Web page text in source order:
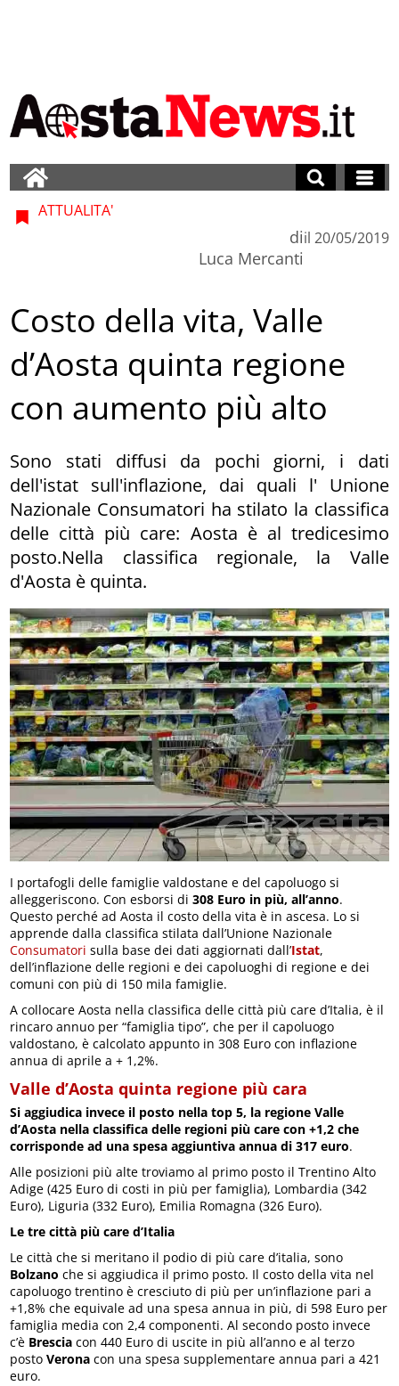
ATTUALITA'
di
Luca Mercanti
il 20/05/2019
Costo della vita, Valle
d’Aosta quinta regione
con aumento più alto
Sono stati diffusi da pochi giorni, i dati
dell'istat sull'inflazione, dai quali l' Unione
Nazionale Consumatori ha stilato la classifica
delle città più care: Aosta è al tredicesimo
posto.Nella classifica regionale, la Valle
d'Aosta è quinta.
I portafogli delle famiglie valdostane e del capoluogo si
alleggeriscono. Con esborsi di 308 Euro in più, all’anno.
Questo perché ad Aosta il costo della vita è in ascesa. Lo si
apprende dalla classifica stilata dall’Unione Nazionale
Consumatori sulla base dei dati aggiornati dall’Istat,
dell’inflazione delle regioni e dei capoluoghi di regione e dei
comuni con più di 150 mila famiglie.
A collocare Aosta nella classifica delle città più care d’Italia, è il
rincaro annuo per “famiglia tipo”, che per il capoluogo
valdostano, è calcolato appunto in 308 Euro con inflazione
annua di aprile a + 1,2%.
Valle d’Aosta quinta regione più cara
Si aggiudica invece il posto nella top 5, la regione Valle
d’Aosta nella classifica delle regioni più care con +1,2 che
corrisponde ad una spesa aggiuntiva annua di 317 euro.
Alle posizioni più alte troviamo al primo posto il Trentino Alto
Adige (425 Euro di costi in più per famiglia), Lombardia (342
Euro), Liguria (332 Euro), Emilia Romagna (326 Euro).
Le tre città più care d’Italia
Le città che si meritano il podio di più care d’italia, sono
Bolzano che si aggiudica il primo posto. Il costo della vita nel
capoluogo trentino è cresciuto di più per un’inflazione pari a
+1,8% che equivale ad una spesa annua in più, di 598 Euro per
famiglia media con 2,4 componenti. Al secondo posto invece
c’è Brescia con 440 Euro di uscite in più all’anno e al terzo
postoVerona con una spesa supplementare annua pari a 421
euro.